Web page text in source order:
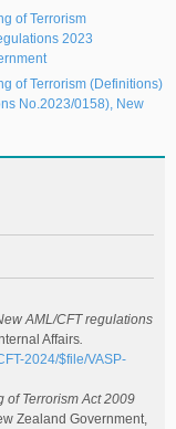
of Terrorism
2023
of Terrorism (Definitions)
No.2023/0158), New
AML/CFT regulations
Affairs.
2024/$file/VASP-
Terrorism Act 2009
Zealand Government,